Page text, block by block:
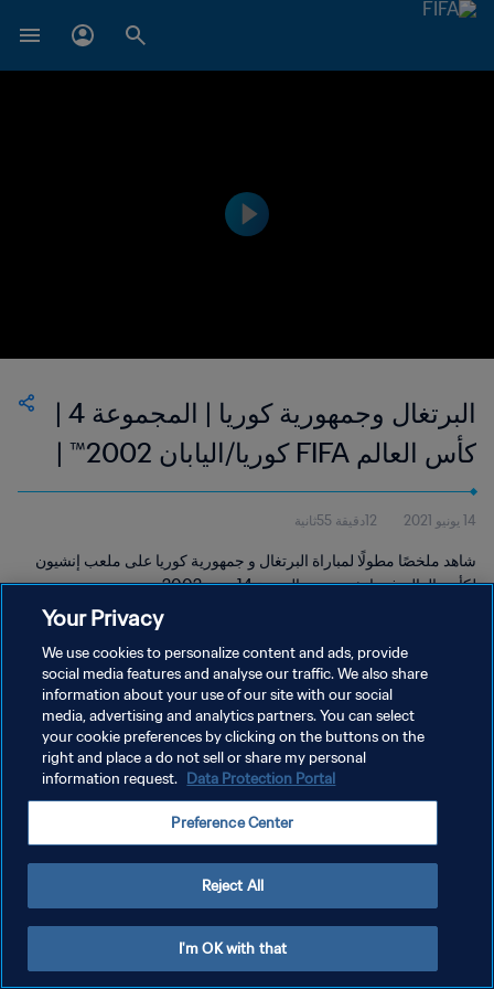
البرتغال وجمهورية كوريا | المجموعة 4 |
كأس العالم FIFA كوريا/اليابان 2002™ |
فيديو ملخص مطول
14 يونيو 2021 12دقيقة 55ثانية
شاهد ملخصًا مطولًا لمباراة البرتغال و جمهورية كوريا على ملعب إنشيون
لكأس العالم في إنشيون يوم الجمعة 14 يونيو 2002.
سياسة الخصوصية
إدارة تفضيلات ملفات تعريف الارتباط
Your Privacy
We use cookies to personalize content and ads, provide
social media features and analyse our traffic. We also share
information about your use of our site with our social
media, advertising and analytics partners. You can select
your cookie preferences by clicking on the buttons on the
right and place a do not sell or share my personal
information request. Data Protection Portal
Preference Center
Reject All
I'm OK with that